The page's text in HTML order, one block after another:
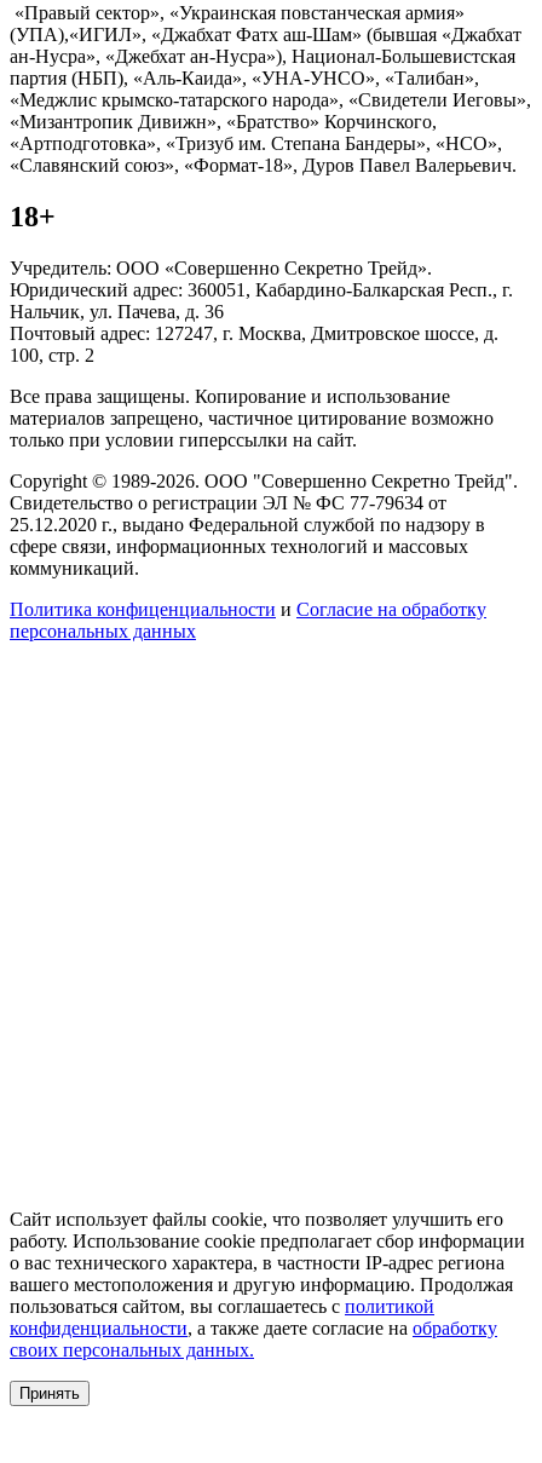
«Правый сектор», «Украинская повстанческая армия»
(УПА),«ИГИЛ», «Джабхат Фатх аш-Шам» (бывшая «Джабхат
ан-Нусра», «Джебхат ан-Нусра»), Национал-Большевистская
партия (НБП), «Аль-Каида», «УНА-УНСО», «Талибан»,
«Меджлис крымско-татарского народа», «Свидетели Иеговы»,
«Мизантропик Дивижн», «Братство» Корчинского,
«Артподготовка», «Тризуб им. Степана Бандеры», «НСО»,
«Славянский союз», «Формат-18», Дуров Павел Валерьевич.
18+
Учредитель: ООО «Совершенно Секретно Трейд».
Юридический адрес: 360051, Кабардино-Балкарская Респ., г.
Нальчик, ул. Пачева, д. 36
Почтовый адрес: 127247, г. Москва, Дмитровское шоссе, д.
100, стр. 2
Все права защищены. Копирование и использование
материалов запрещено, частичное цитирование возможно
только при условии гиперссылки на сайт.
Copyright © 1989-2026. ООО "Совершенно Секретно Трейд".
Свидетельство о регистрации ЭЛ № ФС 77-79634 от
25.12.2020 г., выдано Федеральной службой по надзору в
сфере связи, информационных технологий и массовых
коммуникаций.
Политика конфиценциальности и Согласие на обработку
персональных данных
Сайт использует файлы cookie, что позволяет улучшить его
работу. Использование cookie предполагает сбор информации
о вас технического характера, в частности IP-адрес региона
вашего местоположения и другую информацию. Продолжая
пользоваться сайтом, вы соглашаетесь с политикой
конфиденциальности, а также даете согласие на обработку
своих персональных данных.
Принять